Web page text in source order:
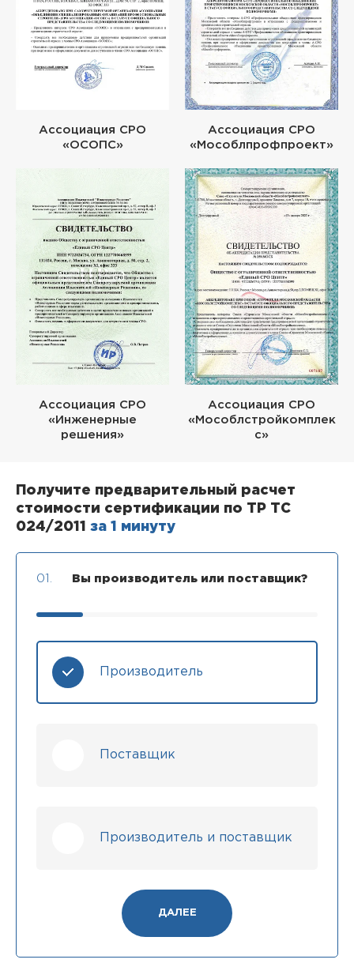
Ассоциация СРО
«ОСОПС»
Ассоциация СРО
«Мособлпрофпроект»
Ассоциация СРО
«Инженерные
решения»
Ассоциация СРО
«Мособлстройкомплек
с»
Получите предварительный расчет
стоимости сертификации по ТР ТС
024/2011 за 1 минуту
01. Вы производитель или поставщик?
Производитель
Поставщик
Производитель и поставщик
ДАЛЕЕ